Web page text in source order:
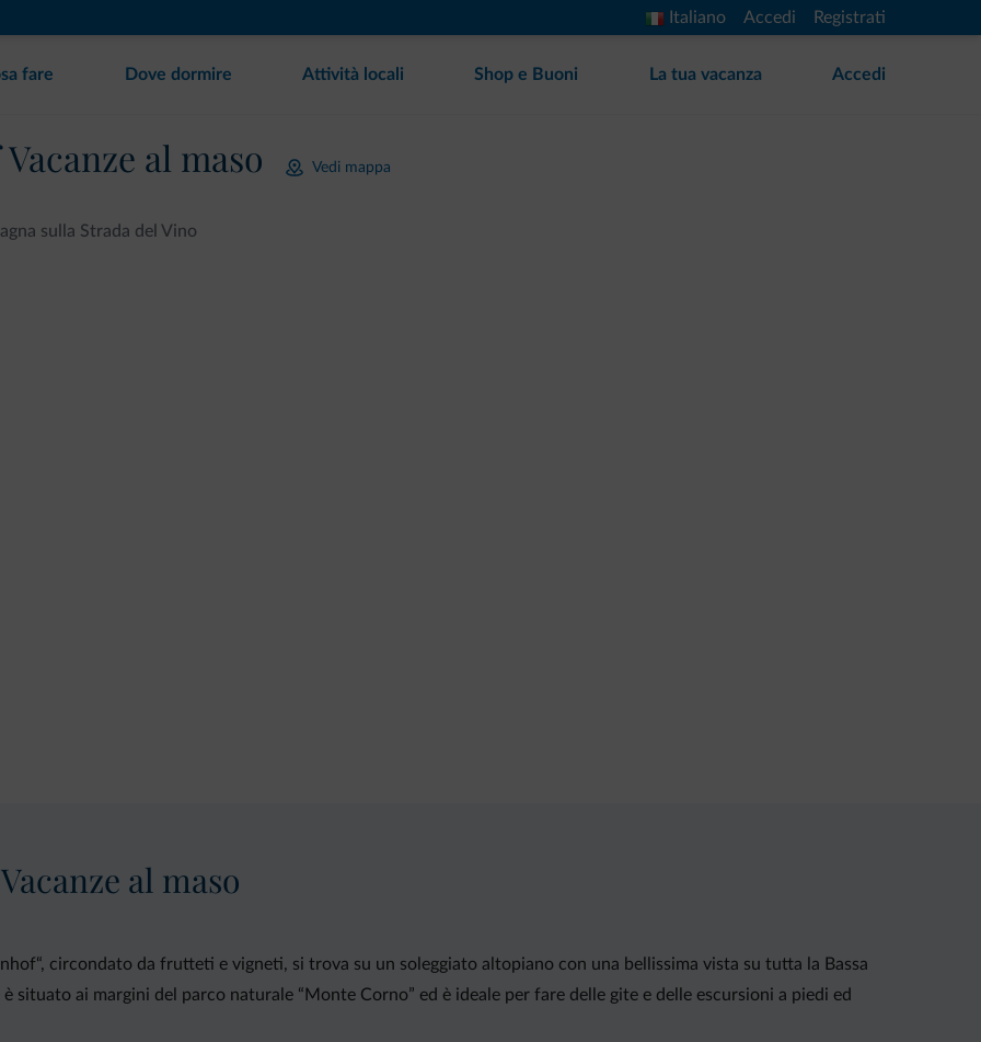
Italiano Accedi Registrati
fare Dove dormire Attività locali Shop e Buoni La tua vacanza Accedi
al maso Vedi mappa
sulla Strada del Vino
al maso
circondato da frutteti e vigneti, si trova su un soleggiato altopiano con una bellissima vista su tutta la Bassa
situato ai margini del parco naturale “Monte Corno” ed è ideale per fare delle gite e delle escursioni a piedi ed